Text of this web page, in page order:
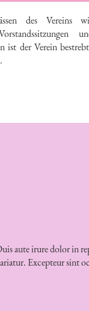
des Vereins
ist der Verein
aute irure dolor in
Excepteur sint